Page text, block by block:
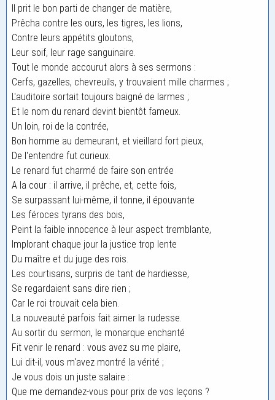
Il prit le bon parti de changer de matière,
Prêcha contre les ours, les tigres, les lions,
Contre leurs appétits gloutons,
Leur soif, leur rage sanguinaire.
Tout le monde accourut alors à ses sermons :
Cerfs, gazelles, chevreuils, y trouvaient mille charmes ;
L'auditoire sortait toujours baigné de larmes ;
Et le nom du renard devint bientôt fameux.
Un loin, roi de la contrée,
Bon homme au demeurant, et vieillard fort pieux,
De l'entendre fut curieux.
Le renard fut charmé de faire son entrée
A la cour : il arrive, il prêche, et, cette fois,
Se surpassant lui-même, il tonne, il épouvante
Les féroces tyrans des bois,
Peint la faible innocence à leur aspect tremblante,
Implorant chaque jour la justice trop lente
Du maître et du juge des rois.
Les courtisans, surpris de tant de hardiesse,
Se regardaient sans dire rien ;
Car le roi trouvait cela bien.
La nouveauté parfois fait aimer la rudesse.
Au sortir du sermon, le monarque enchanté
Fit venir le renard : vous avez su me plaire,
Lui dit-il, vous m'avez montré la vérité ;
Je vous dois un juste salaire :
Que me demandez-vous pour prix de vos leçons ?